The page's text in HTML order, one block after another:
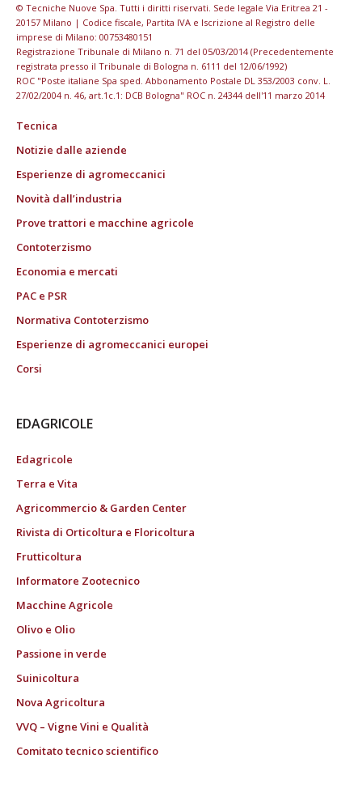
© Tecniche Nuove Spa. Tutti i diritti riservati. Sede legale Via Eritrea 21 -
20157 Milano | Codice fiscale, Partita IVA e Iscrizione al Registro delle
imprese di Milano: 00753480151
Registrazione Tribunale di Milano n. 71 del 05/03/2014 (Precedentemente
registrata presso il Tribunale di Bologna n. 6111 del 12/06/1992)
ROC "Poste italiane Spa sped. Abbonamento Postale DL 353/2003 conv. L.
27/02/2004 n. 46, art.1c.1: DCB Bologna" ROC n. 24344 dell'11 marzo 2014
Tecnica
Notizie dalle aziende
Esperienze di agromeccanici
Novità dall’industria
Prove trattori e macchine agricole
Contoterzismo
Economia e mercati
PAC e PSR
Normativa Contoterzismo
Esperienze di agromeccanici europei
Corsi
EDAGRICOLE
Edagricole
Terra e Vita
Agricommercio & Garden Center
Rivista di Orticoltura e Floricoltura
Frutticoltura
Informatore Zootecnico
Macchine Agricole
Olivo e Olio
Passione in verde
Suinicoltura
Nova Agricoltura
VVQ – Vigne Vini e Qualità
Comitato tecnico scientifico